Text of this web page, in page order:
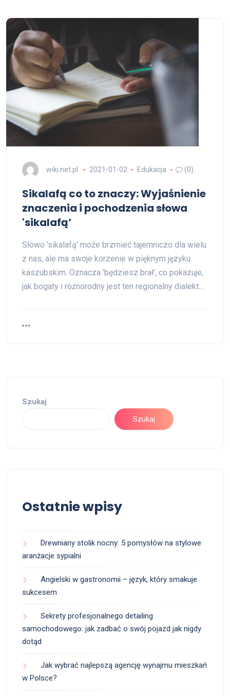
wiki.net.pl 2021-01-02 Edukacja (0)
Sikalafą co to znaczy: Wyjaśnienie
znaczenia i pochodzenia słowa
'sikalafą’
Słowo 'sikalafą' może brzmieć tajemniczo dla wielu
z nas, ale ma swoje korzenie w pięknym języku
kaszubskim. Oznacza 'będziesz brał', co pokazuje,
jak bogaty i różnorodny jest ten regionalny dialekt.…
Szukaj
Szukaj
Ostatnie wpisy
Drewniany stolik nocny: 5 pomysłów na stylowe
aranżacje sypialni
Angielski w gastronomii – język, który smakuje
sukcesem
Sekrety profesjonalnego detailing
samochodowego: jak zadbać o swój pojazd jak nigdy
dotąd
Jak wybrać najlepszą agencję wynajmu mieszkań
w Polsce?